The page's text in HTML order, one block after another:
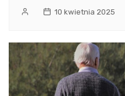
10 kwietnia 2025